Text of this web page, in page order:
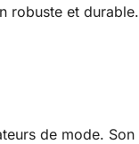
robuste et durable.
de mode. Son